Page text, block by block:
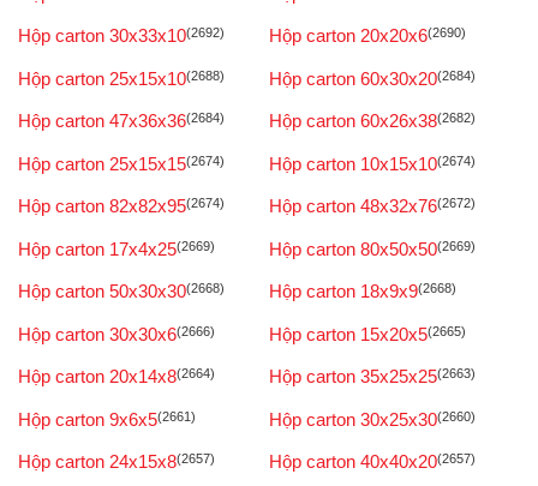
Hộp carton 30x33x10(2692) Hộp carton 20x20x6(2690)
Hộp carton 25x15x10(2688) Hộp carton 60x30x20(2684)
Hộp carton 47x36x36(2684) Hộp carton 60x26x38(2682)
Hộp carton 25x15x15(2674) Hộp carton 10x15x10(2674)
Hộp carton 82x82x95(2674) Hộp carton 48x32x76(2672)
Hộp carton 17x4x25(2669) Hộp carton 80x50x50(2669)
Hộp carton 50x30x30(2668) Hộp carton 18x9x9(2668)
Hộp carton 30x30x6(2666) Hộp carton 15x20x5(2665)
Hộp carton 20x14x8(2664) Hộp carton 35x25x25(2663)
Hộp carton 9x6x5(2661) Hộp carton 30x25x30(2660)
Hộp carton 24x15x8(2657) Hộp carton 40x40x20(2657)